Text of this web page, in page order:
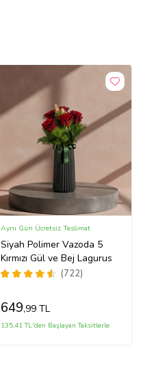
Siyah Polimer Vazoda 5
Kırmızı Gül ve Bej Lagurus
(722)
Aynı Gün Ücretsiz Teslimat
649,99 TL
135,41 TL'den Başlayan Taksitlerle